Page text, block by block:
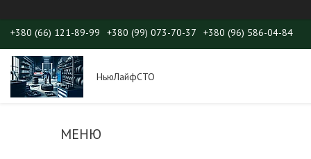
+380 (66) 121-89-99 +380 (99) 073-70-37 +380 (96) 586-04-84
НьюЛайфСТО